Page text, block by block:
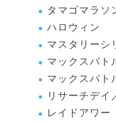
タマゴマラソ
ハロウィン
マスタリーシ
マックスバト
マックスバト
リサーチデイ
レイドアワー